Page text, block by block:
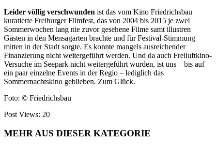
Leider völlig verschwunden ist das vom Kino Friedrichsbau
kuratierte Freiburger Filmfest, das von 2004 bis 2015 je zwei
Sommerwochen lang nie zuvor gesehene Filme samt illustren
Gästen in den Mensagarten brachte und für Festival-Stimmung
mitten in der Stadt sorgte. Es konnte mangels ausreichender
Finanzierung nicht weitergeführt werden. Und da auch Freiluftkino-
Versuche im Seepark nicht weitergeführt wurden, ist uns – bis auf
ein paar einzelne Events in der Regio – lediglich das
Sommernachtskino geblieben. Zum Glück.
Foto: © Friedrichsbau
Post Views: 20
MEHR AUS DIESER KATEGORIE